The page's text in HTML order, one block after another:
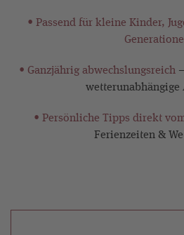
• Passend für kleine Kinder,
• Ganzjährig abwechslungsreich
wetterunabhängige
• Persönliche Tipps direkt
Ferienzeiten &